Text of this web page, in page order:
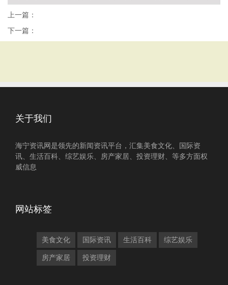
上一篇：
下一篇：
关于我们
海宁资讯网是领先的新闻资讯平台，汇集美食文化、国际资
讯、生活百科、综艺娱乐、房产家居、投资理财、等多方面权
威信息
网站标签
美食文化 国际资讯 生活百科 综艺娱乐
房产家居 投资理财